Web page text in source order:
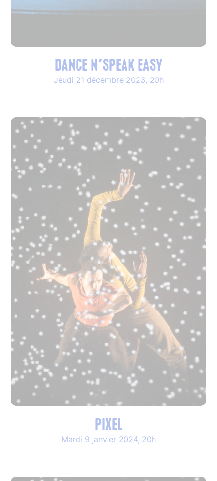
Dance n’speak easy
Jeudi 21 décembre 2023, 20h
PIXEL
Mardi 9 janvier 2024, 20h